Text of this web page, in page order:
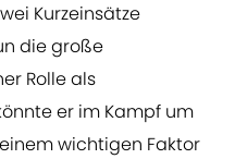
Kurzeinsätze
die große
Rolle als
er im Kampf um
wichtigen Faktor